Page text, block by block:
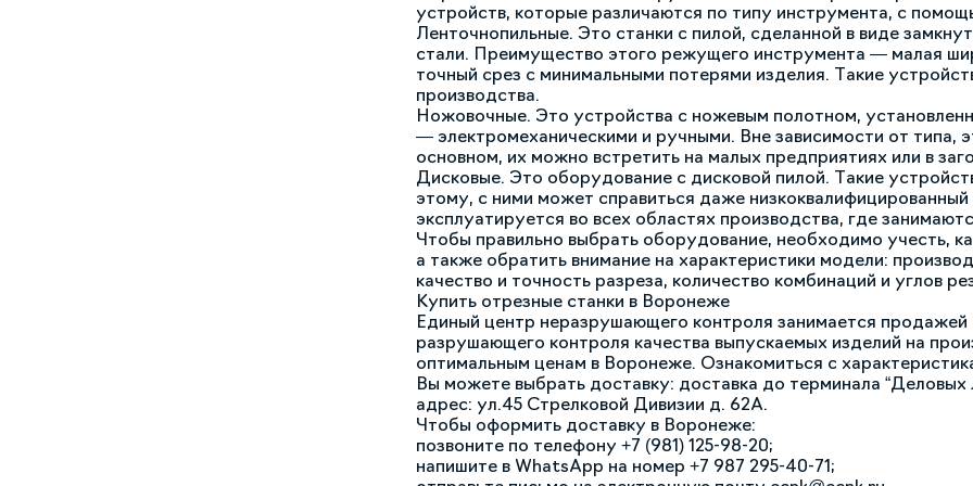
устройств, которые различаются по типу инструмента, с
Ленточнопильные. Это станки с пилой, сделанной в виде
стали. Преимущество этого режущего инструмента — малая
точный срез с минимальными потерями изделия. Такие
производства.
Ножовочные. Это устройства с ножевым полотном,
— электромеханическими и ручными. Вне зависимости от типа,
основном, их можно встретить на малых предприятиях или в
Дисковые. Это оборудование с дисковой пилой. Такие
этому, с ними может справиться даже
эксплуатируется во всех областях производства, где
Чтобы правильно выбрать оборудование, необходимо учесть,
а также обратить внимание на характеристики модели:
качество и точность разреза, количество комбинаций и углов
Купить отрезные станки в Воронеже
Единый центр неразрушающего контроля занимается
разрушающего контроля качества выпускаемых изделий на
оптимальным ценам в Воронеже. Ознакомиться с
Вы можете выбрать доставку: доставка до терминала
адрес: ул.45 Стрелковой Дивизии д. 62А.
Чтобы оформить доставку в Воронеже:
позвоните по телефону +7 (981) 125-98-20;
напишите в WhatsApp на номер +7 987 295-40-71;